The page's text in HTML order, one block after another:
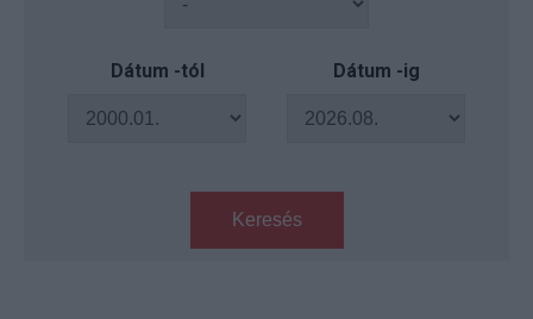
Dátum -tól Dátum -ig
Keresés